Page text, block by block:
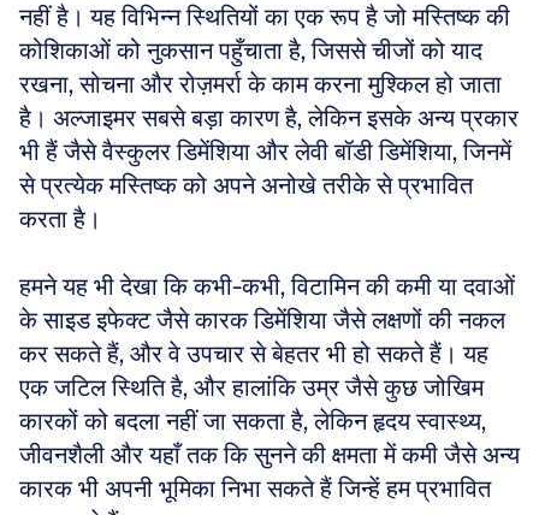
नहीं है। यह विभिन्न स्थितियों का एक रूप है जो मस्तिष्क की
कोशिकाओं को नुकसान पहुँचाता है, जिससे चीजों को याद
रखना, सोचना और रोज़मर्रा के काम करना मुश्किल हो जाता
है। अल्जाइमर सबसे बड़ा कारण है, लेकिन इसके अन्य प्रकार
भी हैं जैसे वैस्कुलर डिमेंशिया और लेवी बॉडी डिमेंशिया, जिनमें
से प्रत्येक मस्तिष्क को अपने अनोखे तरीके से प्रभावित
करता है।
हमने यह भी देखा कि कभी-कभी, विटामिन की कमी या दवाओं
के साइड इफेक्ट जैसे कारक डिमेंशिया जैसे लक्षणों की नकल
कर सकते हैं, और वे उपचार से बेहतर भी हो सकते हैं। यह
एक जटिल स्थिति है, और हालांकि उम्र जैसे कुछ जोखिम
कारकों को बदला नहीं जा सकता है, लेकिन हृदय स्वास्थ्य,
जीवनशैली और यहाँ तक कि सुनने की क्षमता में कमी जैसे अन्य
कारक भी अपनी भूमिका निभा सकते हैं जिन्हें हम प्रभावित